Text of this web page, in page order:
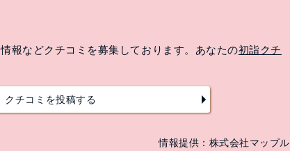
報などクチコミを募集しております。あなたの初詣クチ
クチコミを投稿する
情報提供：株式会社マップル